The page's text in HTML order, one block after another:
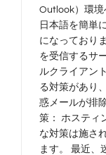
Outlook）環境
日本語を簡単
になっており
を受信するサ
ルクライアン
る対策があり
惑メールが排
策： ホスティ
な対策は施さ
ます。 最近、